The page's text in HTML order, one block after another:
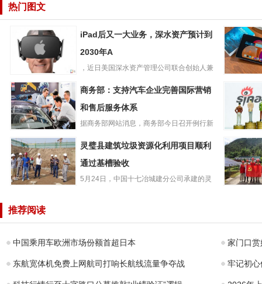
热门图文
iPad后又一大业
务，深水资产预
计到2030年A
iPad后又一大业务，深水资产预计到
2030年A
，近日美国深水资产管理公司联合创始人兼
版平板开
商务部：支持汽
车企业完善国际
营销和售后服务
体系
商务部：支持汽车企业完善国际营销
和售后服务体系
据商务部网站消息，商务部今日召开例行新
微博2023
度净营收
美元，同
资源化利用项目
灵璧县建筑垃圾资源化利用项目顺利
通过基槽验收
5月24日，中国十七冶城建分公司承建的灵
推荐阅读
中国乘用车欧洲市场份额首超日本 家门口
东航宽体机免费上网航司打响长航线流量争夺战 牢记初心